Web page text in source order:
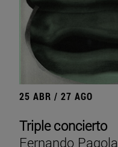
25 ABR / 27 AGO
Triple concierto
Fernando Pagola